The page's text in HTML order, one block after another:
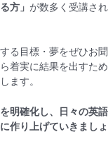
方」 が数多く受講され
る目標・夢をぜひお聞
着実に結果を出すため
ます。
明確化し、日々の英語
作り上げていきましょ